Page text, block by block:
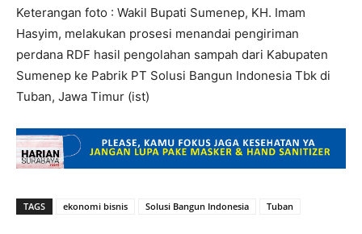
Keterangan foto : Wakil Bupati Sumenep, KH. Imam
Hasyim, melakukan prosesi menandai pengiriman
perdana RDF hasil pengolahan sampah dari Kabupaten
Sumenep ke Pabrik PT Solusi Bangun Indonesia Tbk di
Tuban, Jawa Timur (ist)
TAGS ekonomi bisnis Solusi Bangun Indonesia Tuban